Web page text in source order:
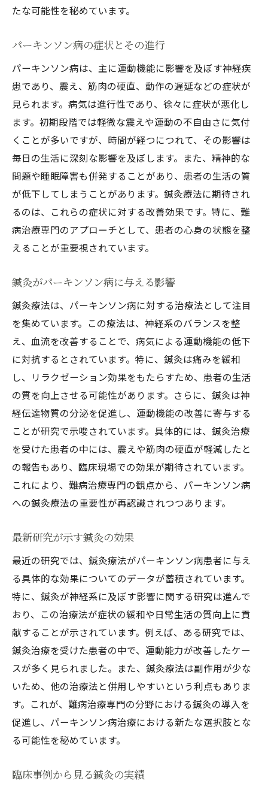
パーキンソン病治療の新時代
成功事例から学ぶ
未来の治療法としての可能性
伝統的な鍼灸がパーキンソン病に与える影響を
解析
伝統医学の基本原理
パーキンソン病に対する鍼灸の影響
鍼灸の生理学的効果
研究データによる分析
鍼灸の効果を引き出す方法
患者の体験とその影響
パーキンソン病と鍼灸：治療の新しい時代を迎
治療の歴史とその変遷
新しい時代の治療法
患者にとっての鍼灸のメリット
治療の進化とその未来
鍼灸が治療に与える新たな可能性
新しい時代に向けた展望
たな可能性を秘めています。
パーキンソン病の症状とその進行
パーキンソン病は、主に運動機能に影響を及ぼす神経疾
患であり、震え、筋肉の硬直、動作の遅延などの症状が
見られます。病気は進行性であり、徐々に症状が悪化し
ます。初期段階では軽微な震えや運動の不自由さに気付
くことが多いですが、時間が経つにつれて、その影響は
毎日の生活に深刻な影響を及ぼします。また、精神的な
問題や睡眠障害も併発することがあり、患者の生活の質
が低下してしまうことがあります。鍼灸療法に期待され
るのは、これらの症状に対する改善効果です。特に、難
病治療専門のアプローチとして、患者の心身の状態を整
えることが重要視されています。
鍼灸がパーキンソン病に与える影響
鍼灸療法は、パーキンソン病に対する治療法として注目
を集めています。この療法は、神経系のバランスを整
え、血流を改善することで、病気による運動機能の低下
に対抗するとされています。特に、鍼灸は痛みを緩和
し、リラクゼーション効果をもたらすため、患者の生活
の質を向上させる可能性があります。さらに、鍼灸は神
経伝達物質の分泌を促進し、運動機能の改善に寄与する
ことが研究で示唆されています。具体的には、鍼灸治療
を受けた患者の中には、震えや筋肉の硬直が軽減したと
の報告もあり、臨床現場での効果が期待されています。
これにより、難病治療専門の観点から、パーキンソン病
への鍼灸療法の重要性が再認識されつつあります。
最新研究が示す鍼灸の効果
最近の研究では、鍼灸療法がパーキンソン病患者に与え
る具体的な効果についてのデータが蓄積されています。
特に、鍼灸が神経系に及ぼす影響に関する研究は進んで
おり、この治療法が症状の緩和や日常生活の質向上に貢
献することが示されています。例えば、ある研究では、
鍼灸治療を受けた患者の中で、運動能力が改善したケー
スが多く見られました。また、鍼灸療法は副作用が少な
いため、他の治療法と併用しやすいという利点もありま
す。これが、難病治療専門の分野における鍼灸の導入を
促進し、パーキンソン病治療における新たな選択肢とな
る可能性を秘めています。
臨床事例から見る鍼灸の実績